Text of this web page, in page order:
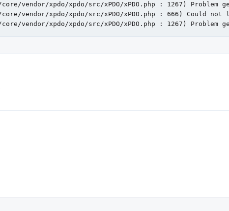
core/vendor/xpdo/xpdo/src/xPDO/xPDO.php : 1267)
core/vendor/xpdo/xpdo/src/xPDO/xPDO.php : 666) Could
core/vendor/xpdo/xpdo/src/xPDO/xPDO.php : 1267)